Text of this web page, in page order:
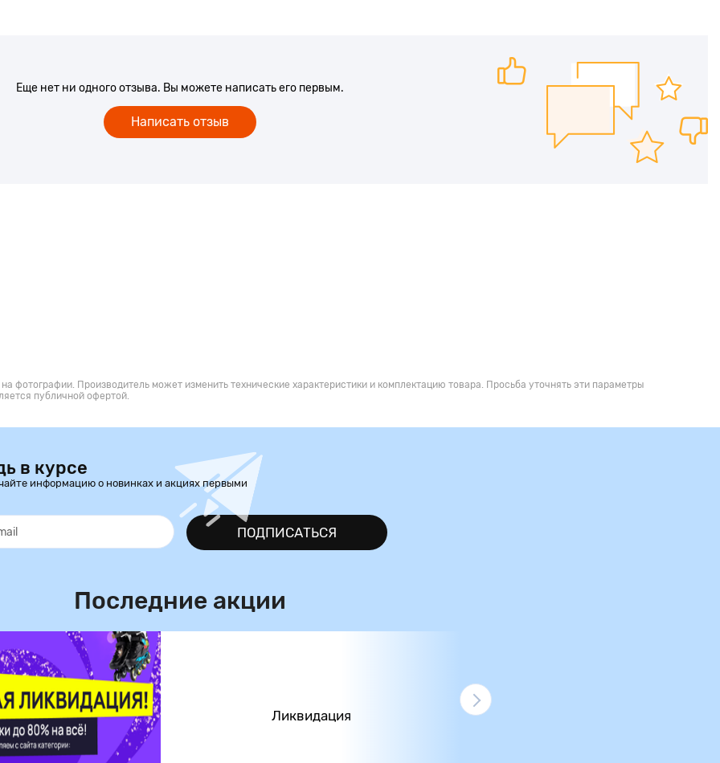
Еще нет ни одного отзыва. Вы можете написать его первым.
Написать отзыв
фотографии. Производитель может изменить технические характеристики и комплектацию товара. Просьба уточнять эти параметры
публичной офертой.
в курсе
информацию о новинках и акциях первыми
ПОДПИСАТЬСЯ
Последние акции
Ликвидация